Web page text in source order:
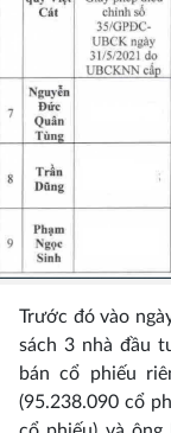
Trước đó vào
sách 3 nhà đầu
bán cổ phiếu
(95.238.090 cổ